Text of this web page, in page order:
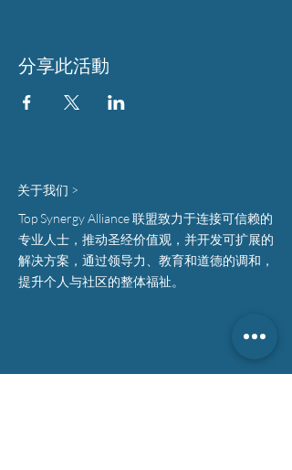
分享此活動
关于我们 >
Top Synergy Alliance 联盟致力于连接可信赖的
专业人士，推动圣经价值观，并开发可扩展的
解决方案，通过领导力、教育和道德的调和，
提升个人与社区的整体福祉。